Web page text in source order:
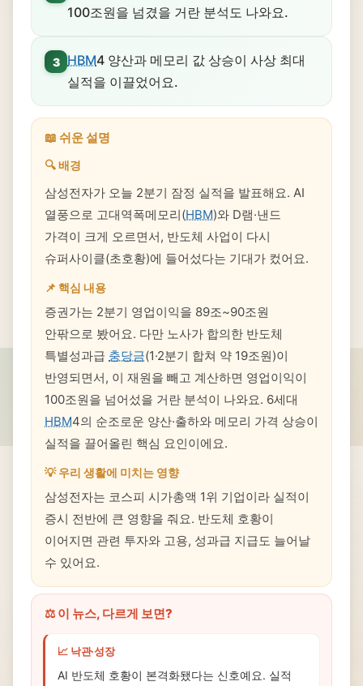
100조원을 넘겼을 거란 분석도 나와요.
3 HBM4 양산과 메모리 값 상승이 사상 최대
실적을 이끌었어요.
📖 쉬운 설명
🔍 배경
삼성전자가 오늘 2분기 잠정 실적을 발표해요. AI
열풍으로 고대역폭메모리(HBM)와 D램·낸드
가격이 크게 오르면서, 반도체 사업이 다시
슈퍼사이클(초호황)에 들어섰다는 기대가 컸어요.
📌 핵심 내용
증권가는 2분기 영업이익을 89조~90조원
안팎으로 봤어요. 다만 노사가 합의한 반도체
특별성과급 충당금(1·2분기 합쳐 약 19조원)이
반영되면서, 이 재원을 빼고 계산하면 영업이익이
100조원을 넘어섰을 거란 분석이 나와요. 6세대
HBM4의 순조로운 양산·출하와 메모리 가격 상승이
실적을 끌어올린 핵심 요인이에요.
💡 우리 생활에 미치는 영향
삼성전자는 코스피 시가총액 1위 기업이라 실적이
증시 전반에 큰 영향을 줘요. 반도체 호황이
이어지면 관련 투자와 고용, 성과급 지급도 늘어날
수 있어요.
⚖️ 이 뉴스, 다르게 보면?
📈 낙관·성장
AI 반도체 호황이 본격화됐다는 신호예요. 실적